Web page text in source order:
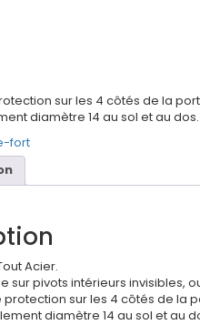
sur les 4 côtés de la
diamètre 14 au sol et au dos.
fort
Acier.
sur pivots intérieurs invisibles,
protection sur les 4 côtés de la
diamètre 14 au sol et au